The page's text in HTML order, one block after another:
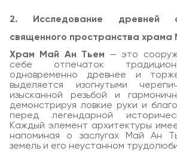
2. Исследование древней
священного пространства храма
Храм Май Ан Тьем — это
себе отпечаток
одновременно древнее и
выделяется изогнутыми
изысканной резьбой и
демонстрируя ловкие руки и
перед легендарной
Каждый элемент архитектуры
напоминая о заслугах Май Ан
земель и его неустанном